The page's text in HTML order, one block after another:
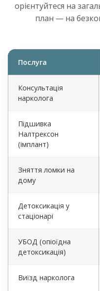
орієнтуйтеся на
план — на
Послуга
Консультація
нарколога
Підшивка
Налтрексон
(імплант)
Зняття ломки на
дому
Детоксикація у
стаціонарі
УБОД (опіоїдна
детоксикація)
Виїзд нарколога